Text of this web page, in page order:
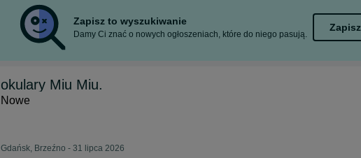
Zapisz to wyszukiwanie
Damy Ci znać o nowych ogłoszeniach, które do niego pasują.
Zapisz
okulary Miu Miu.
Nowe
Gdańsk, Brzeźno - 31 lipca 2026